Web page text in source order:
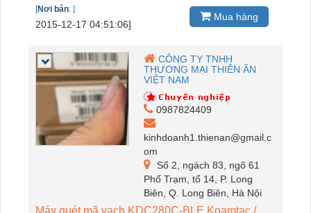
[Nơi bán: ]
2015-12-17 04:51:06]
Mua hàng
CÔNG TY TNHH
THƯƠNG MẠI THIÊN ÂN
VIỆT NAM
0987824409
kinhdoanh1.thienan@gmail.c
om
Số 2, ngách 83, ngõ 61
Phố Trạm, tổ 14, P. Long
Biên, Q. Long Biên, Hà Nội
Máy quét mã vạch KDC280C-BLE Koamtac /